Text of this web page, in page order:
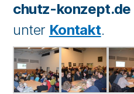
chutz-konzept.de
unter Kontakt.